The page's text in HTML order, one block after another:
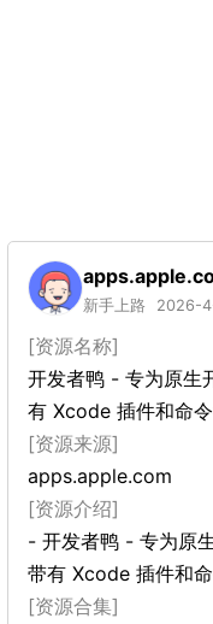
新手上路 2026-
[资源名称]
开发者鸭 - 专为原生
有 Xcode 插件和命
[资源来源]
apps.apple.com
[资源介绍]
- 开发者鸭 - 专为原
带有 Xcode 插件和
[资源合集]